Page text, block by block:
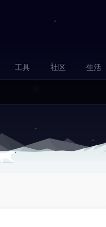
工具 社区 生活